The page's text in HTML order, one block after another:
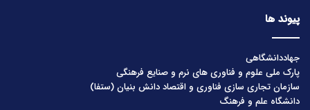
پیوند ها
جهاددانشگاهی
پارک ملی علوم و فناوری های نرم و صنایع فرهنگی
سازمان تجاری سازی فناوری و اقتصاد دانش بنیان (ستفا)
دانشگاه علم و فرهنگ